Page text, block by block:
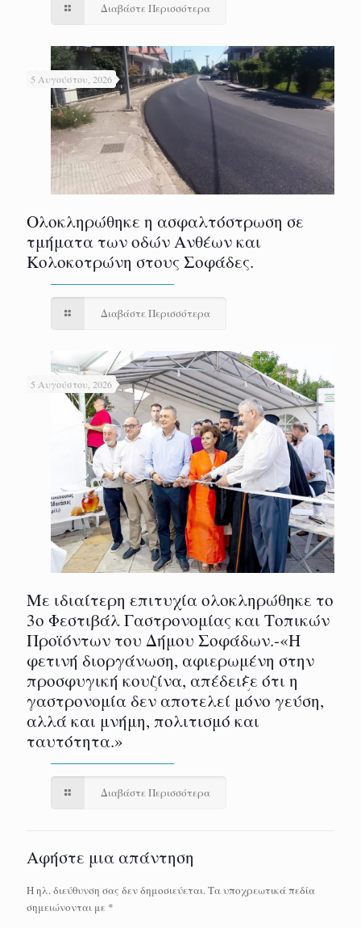
Διαβάστε Περισσότερα
5 Αυγούστου, 2026
Ολοκληρώθηκε η ασφαλτόστρωση σε
τμήματα των οδών Ανθέων και
Κολοκοτρώνη στους Σοφάδες.
Διαβάστε Περισσότερα
5 Αυγούστου, 2026
Με ιδιαίτερη επιτυχία ολοκληρώθηκε το
3ο Φεστιβάλ Γαστρονομίας και Τοπικών
Προϊόντων του Δήμου Σοφάδων.-«Η
φετινή διοργάνωση, αφιερωμένη στην
προσφυγική κουζίνα, απέδειξε ότι η
γαστρονομία δεν αποτελεί μόνο γεύση,
αλλά και μνήμη, πολιτισμό και
ταυτότητα.»
Διαβάστε Περισσότερα
Αφήστε μια απάντηση
Η ηλ. διεύθυνση σας δεν δημοσιεύεται.Τα υποχρεωτικά πεδία
σημειώνονται με *